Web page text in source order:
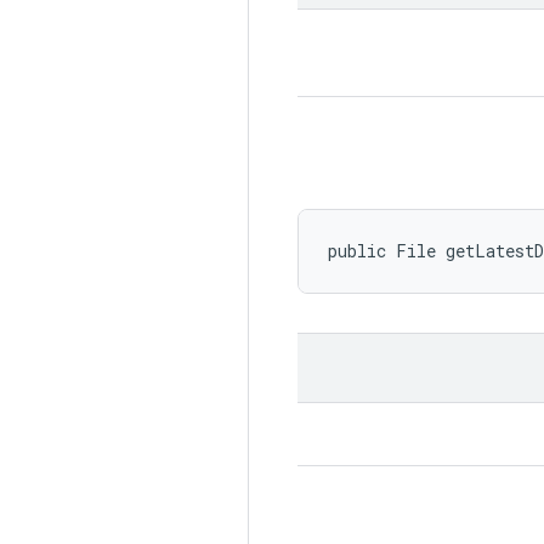
public File